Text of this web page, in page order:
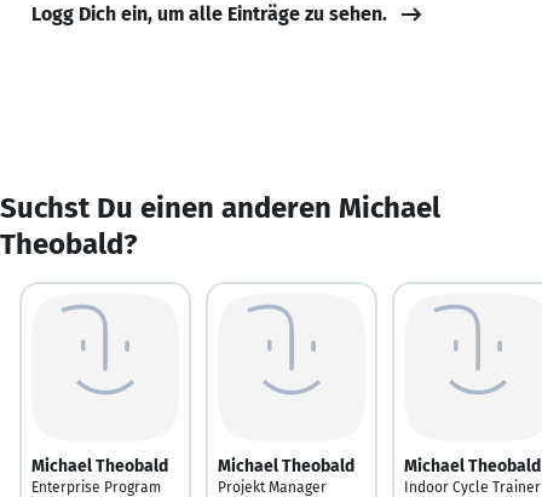
Logg Dich ein, um alle Einträge zu sehen.
Suchst Du einen anderen Michael
Theobald?
Michael Theobald
Enterprise Program
Michael Theobald
Projekt Manager
Michael Theobald
Indoor Cycle Trainer